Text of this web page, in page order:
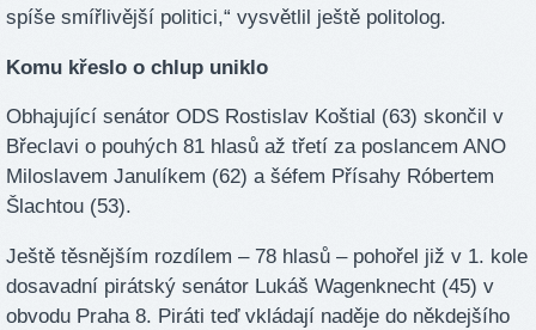
spíše smířlivější politici,“ vysvětlil ještě politolog.
Komu křeslo o chlup uniklo
Obhajující senátor ODS Rostislav Koštial (63) skončil v
Břeclavi o pouhých 81 hlasů až třetí za poslancem ANO
Miloslavem Janulíkem (62) a šéfem Přísahy Róbertem
Šlachtou (53).
Ještě těsnějším rozdílem – 78 hlasů – pohořel již v 1. kole
dosavadní pirátský senátor Lukáš Wagenknecht (45) v
obvodu Praha 8. Piráti teď vkládají naděje do někdejšího